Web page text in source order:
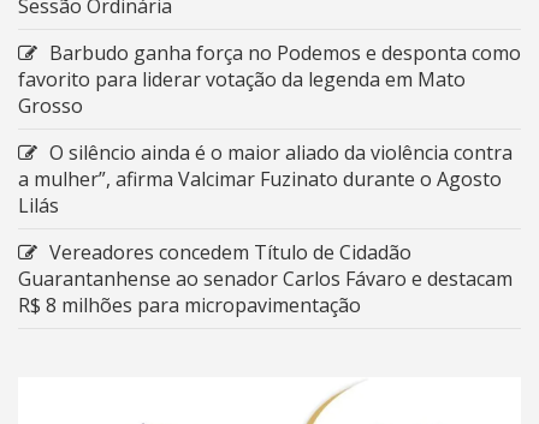
Sessão Ordinária
Barbudo ganha força no Podemos e desponta como
favorito para liderar votação da legenda em Mato
Grosso
O silêncio ainda é o maior aliado da violência contra
a mulher”, afirma Valcimar Fuzinato durante o Agosto
Lilás
Vereadores concedem Título de Cidadão
Guarantanhense ao senador Carlos Fávaro e destacam
R$ 8 milhões para micropavimentação